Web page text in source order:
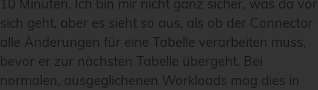
10 Minuten. Ich bin mir nicht ganz sicher, was da vor
sich geht, aber es sieht so aus, als ob der Connector
alle Änderungen für eine Tabelle verarbeiten muss,
bevor er zur nächsten Tabelle übergeht. Bei
normalen, ausgeglichenen Workloads mag dies in